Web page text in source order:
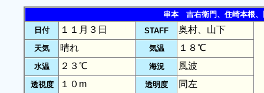
串本 吉右衛門、住崎本根、
日付
１１月３日 STAFF 奥村、山下
天気 晴れ 気温 １８℃
水温 ２３℃ 海況 風波
透視度 １０m 透明度 同左